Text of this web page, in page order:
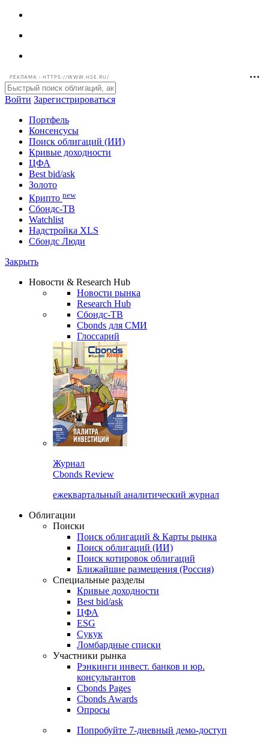
РЕКЛАМА • HTTPS://WWW.HSE.RU/
Войти Зарегистрироваться
Портфель
Консенсусы
Поиск облигаций (ИИ)
Кривые доходности
ЦФА
Best bid/ask
Золото
Крипто new
Watchlist
Сбондс Люди
Новости & Research Hub
Новости рынка
Research Hub
Сбондс-ТВ
Cbonds для СМИ
Глоссарий
Cbonds Review
ежеквартальный аналитический журнал
Облигации
Поиски
Поиск облигаций & Карты рынка
Поиск облигаций (ИИ)
Поиск котировок облигаций
Ближайшие размещения (Россия)
Специальные разделы
Кривые доходности
Best bid/ask
ЦФА
ESG
Сукук
Ломбардные списки
Участники рынка
Рэнкинги инвест. банков и юр.
Cbonds Pages